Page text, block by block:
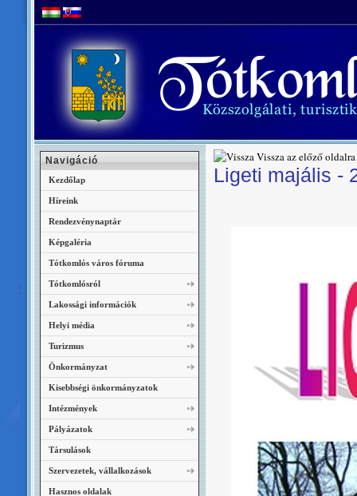
Vissza az előző oldalra
Ligeti majális -
Navigáció
Kezdőlap
Híreink
Rendezvénynaptár
Képgaléria
Tótkomlós város fóruma
Tótkomlósról
Lakossági információk
Helyi média
Turizmus
Önkormányzat
Kisebbségi önkormányzatok
Intézmények
Pályázatok
Társulások
Szervezetek, vállalkozások
Hasznos oldalak